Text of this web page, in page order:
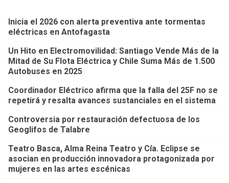
Inicia el 2026 con alerta preventiva ante tormentas
eléctricas en Antofagasta
Un Hito en Electromovilidad: Santiago Vende Más de la
Mitad de Su Flota Eléctrica y Chile Suma Más de 1.500
Autobuses en 2025
Coordinador Eléctrico afirma que la falla del 25F no se
repetirá y resalta avances sustanciales en el sistema
Controversia por restauración defectuosa de los
Geoglifos de Talabre
Teatro Basca, Alma Reina Teatro y Cía. Eclipse se
asocian en producción innovadora protagonizada por
mujeres en las artes escénicas